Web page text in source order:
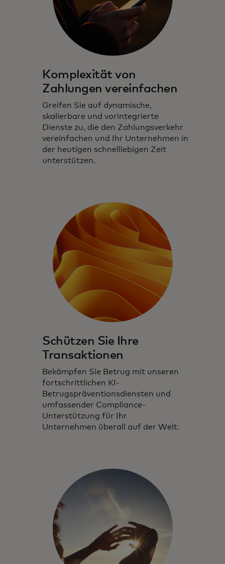
Komplexität von
Zahlungen vereinfachen
Greifen Sie auf dynamische,
skalierbare und vorintegrierte
Dienste zu, die den Zahlungsverkehr
vereinfachen und Ihr Unternehmen in
der heutigen schnelllebigen Zeit
unterstützen.
Schützen Sie Ihre
Transaktionen
Bekämpfen Sie Betrug mit unseren
fortschrittlichen KI-
Betrugspräventionsdiensten und
umfassender Compliance-
Unterstützung für Ihr
Unternehmen überall auf der Welt.